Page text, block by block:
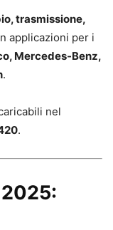
trasmissione,
applicazioni per i
Mercedes-Benz,
.
nel
.